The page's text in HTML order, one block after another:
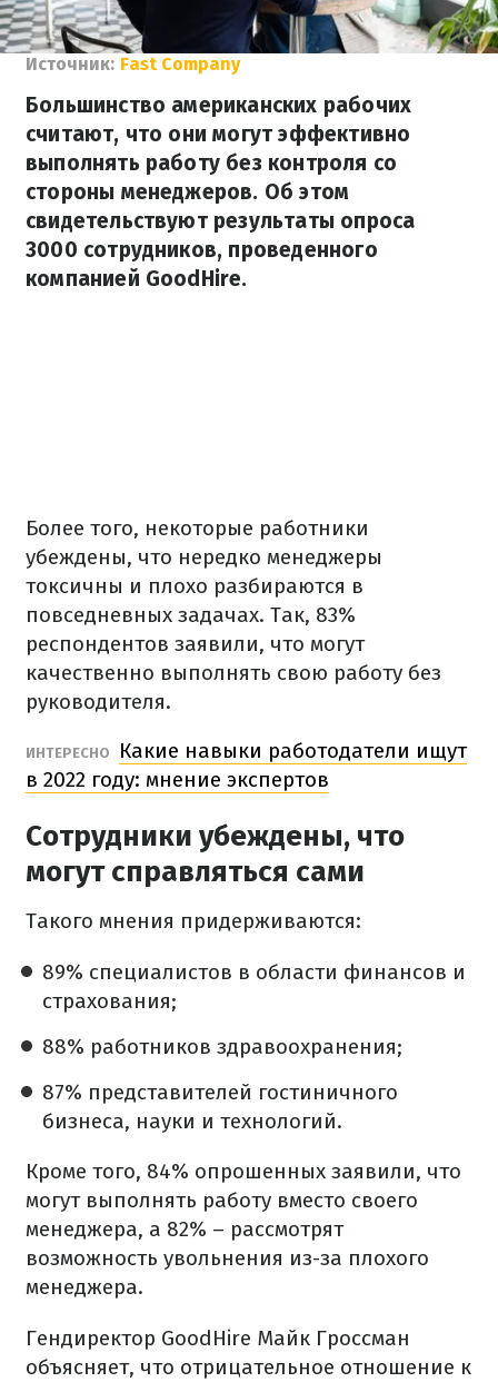
Источник: Fast Company
Большинство американских рабочих
считают, что они могут эффективно
выполнять работу без контроля со
стороны менеджеров. Об этом
свидетельствуют результаты опроса
3000 сотрудников, проведенного
компанией GoodHire.
Более того, некоторые работники
убеждены, что нередко менеджеры
токсичны и плохо разбираются в
повседневных задачах. Так, 83%
респондентов заявили, что могут
качественно выполнять свою работу без
руководителя.
ИНТЕРЕСНО
Какие навыки работодатели ищут
в 2022 году: мнение экспертов
Сотрудники убеждены, что
могут справляться сами
Такого мнения придерживаются:
89% специалистов в области финансов и
страхования;
88% работников здравоохранения;
87% представителей гостиничного
бизнеса, науки и технологий.
Кроме того, 84% опрошенных заявили, что
могут выполнять работу вместо своего
менеджера, а 82% – рассмотрят
возможность увольнения из-за плохого
менеджера.
Гендиректор GoodHire Майк Гроссман
объясняет, что отрицательное отношение к